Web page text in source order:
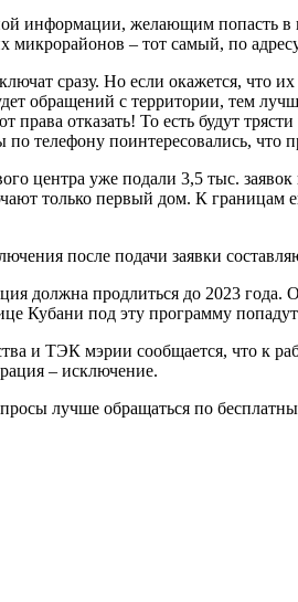
информации, желающим попасть в
– тот самый, по
сразу. Но если окажется, что
обращений с территории, тем
права отказать! То есть будут
по телефону поинтересовались,
центра уже подали 3,5 тыс.
только первый дом. К границам
после подачи заявки
должна продлиться до 2023
Кубани под эту программу
и ТЭК мэрии сообщается, что к
– исключение.
лучше обращаться по